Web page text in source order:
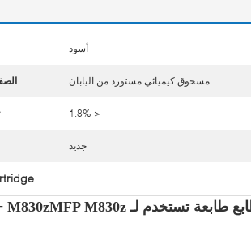
أسود
مسحوق كيميائي مستورد من اليابان
< 1.8%
جديد